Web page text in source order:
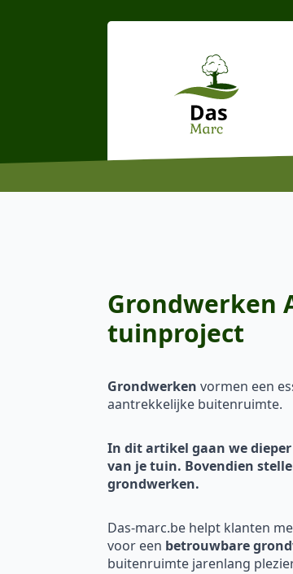
Grondwerken
tuinproject
Grondwerken vormen een
aantrekkelijke buitenruimte.
In dit artikel gaan we
van je tuin. Bovendien
grondwerken.
Das-marc.be helpt klanten
voor een betrouwbare
buitenruimte jarenlang